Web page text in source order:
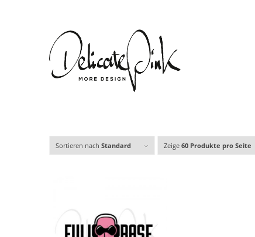
Sortieren nach Standard Zeige 60 Produkte pro Seite